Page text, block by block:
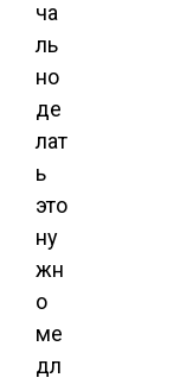
ча
ль
но
де
лат
ь
это
ну
жн
о
ме
дл